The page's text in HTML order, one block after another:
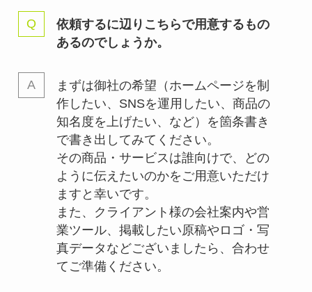
依頼するに辺りこちらで用意するもの
あるのでしょうか。
まずは御社の希望（ホームページを制
作したい、SNSを運用したい、商品の
知名度を上げたい、など）を箇条書き
で書き出してみてください。
その商品・サービスは誰向けで、どの
ように伝えたいのかをご用意いただけ
ますと幸いです。
また、クライアント様の会社案内や営
業ツール、掲載したい原稿やロゴ・写
真データなどございましたら、合わせ
てご準備ください。